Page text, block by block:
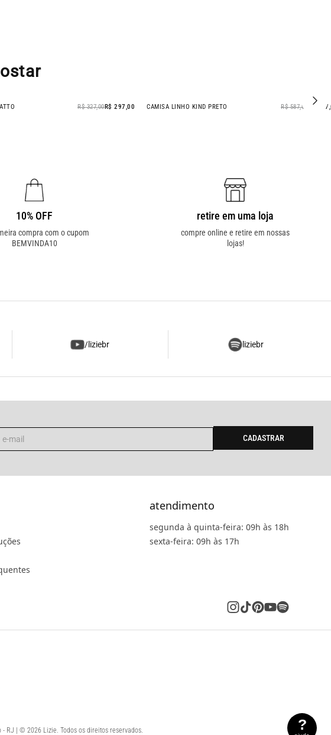
R$ 327,00R$ 297,00 - 36% OFF
CAMISA LINHO KIND PRETO R$ 587,00 R$
10% OFF
compra com o cupom
BEMVINDA10
retire em uma loja
compre online e retire em nossas
lojas!
/liziebr liziebr
CADASTRAR
atendimento
segunda à quinta-feira: 09h às 18h
sexta-feira: 09h às 17h
- RJ | © 2026 Lizie. Todos os direitos reservados. ?